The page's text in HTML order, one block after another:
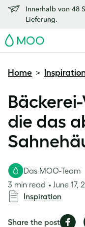
Innerhalb von 48
Lieferung.
MOO
Home >
die das
Das MOO-Team
3 min read
June 17,
Inspiration
Share the postShare